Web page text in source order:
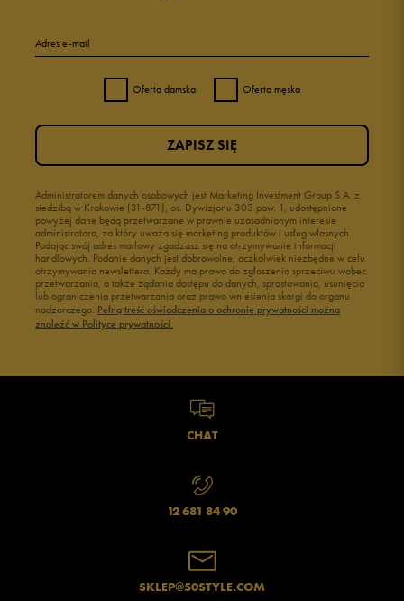
4 0%
1 0%
Jak zbieramy opinie?
Adres e-mail
Oferta damska Oferta męska
Administratorem danych osobowych jest Marketing Investment Group S.A. z
siedzibą w Krakowie (31-871), os. Dywizjonu 303 paw. 1, udostępnione
powyżej dane będą przetwarzane w prawnie uzasadnionym interesie
administratora, za który uważa się marketing produktów i usług własnych.
Podając swój adres mailowy zgadzasz się na otrzymywanie informacji
handlowych. Podanie danych jest dobrowolne, aczkolwiek niezbędne w celu
otrzymywania newslettera. Każdy ma prawo do zgłoszenia sprzeciwu wobec
przetwarzania, a także żądania dostępu do danych, sprostowania, usunięcia
lub ograniczenia przetwarzania oraz prawo wniesienia skargi do organu
nadzorczego. Pełną treść oświadczenia o ochronie prywatności można
znaleźć w Polityce prywatności.
ZAPISZ SIĘ
CHAT
12 681 84 90
SKLEP@50STYLE.COM